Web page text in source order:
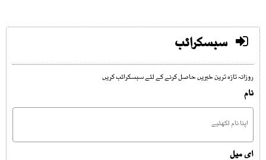
سبسکرائب
روزانہ تازہ ترین خبریں حاصل کرنے کے لئے سبسکرائب کریں
نام
ای میل